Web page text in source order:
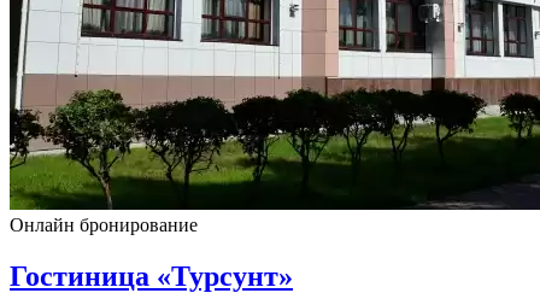
Онлайн бронирование
Гостиница «Турсунт»